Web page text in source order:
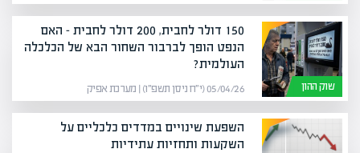
שוק ההון
150 דולר לחבית, 200 דולר לחבית – האם
הנפט הופך לברבור השחור הבא של הכלכלה
העולמית?
05/04/26 (י״ח ניסן תשפ״ו) | מערכת אפיק
השפעת שינויים במדדים כלכליים על
השקעות ותחזיות עתידיות